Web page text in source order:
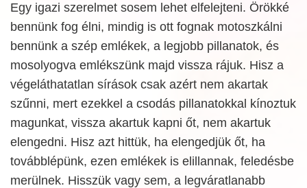
Egy igazi szerelmet sosem lehet elfelejteni. Örökké
bennünk fog élni, mindig is ott fognak motoszkálni
bennünk a szép emlékek, a legjobb pillanatok, és
mosolyogva emlékszünk majd vissza rájuk. Hisz a
végeláthatatlan sírások csak azért nem akartak
szűnni, mert ezekkel a csodás pillanatokkal kínoztuk
magunkat, vissza akartuk kapni őt, nem akartuk
elengedni. Hisz azt hittük, ha elengedjük őt, ha
továbblépünk, ezen emlékek is elillannak, feledésbe
merülnek. Hisszük vagy sem, a legváratlanabb